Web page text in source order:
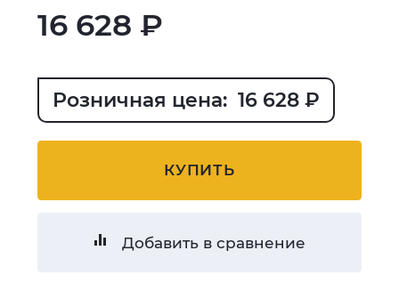
16 628 ₽
Розничная цена: 16 628 ₽
КУПИТЬ
Добавить в сравнение